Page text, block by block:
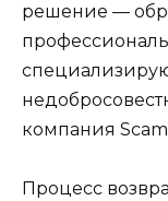
решение —
компания
Процесс